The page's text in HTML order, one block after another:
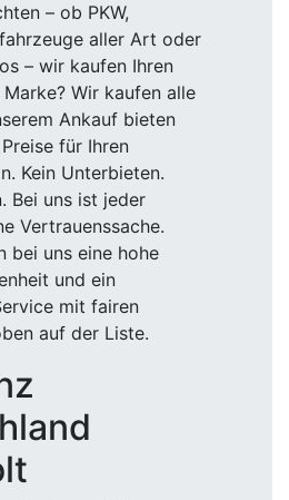
– ob PKW,
aller Art oder
– wir kaufen Ihren
Wir kaufen alle
Ankauf bieten
für Ihren
Kein Unterbieten.
Bei uns ist jeder
Vertrauenssache.
bei uns eine hohe
und ein
mit fairen
auf der Liste.